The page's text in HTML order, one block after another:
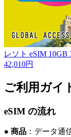
レソト eSIM 10GB
42,010円
ご利用ガイ
eSIM の流れ
● 商品 ：データ通